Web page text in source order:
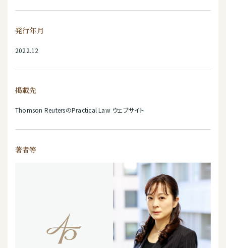
発行年月
2022.12
掲載先
Thomson ReutersのPractical Law ウェブサイト
著者等